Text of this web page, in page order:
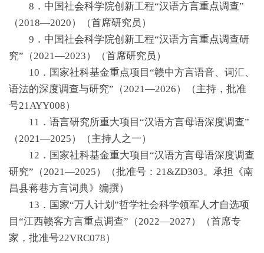
8．中国社会科学院创新工程“汉语方言重点调查”
（2018—2020）（首席研究员）
9．中国社会科学院创新工程“汉语方言重点调查研
究”（2021—2023）（首席研究员）
10．国家社科基金重点项目“赣中方言语音、词汇、
语法的深度调查与研究”（2021—2026）（主持，批准
号21AYY008）
11．语言研究所重大项目“汉语方言母语深度调查”
（2021—2025）（主持人之一）
12．国家社科基金重大项目“汉语方言母语深度调查
研究”（2021—2025）（批准号：21&ZD303。承担《南
昌县蒋巷方言词典》编撰）
13．国家“万人计划”哲学社会科学领军人才自选项
目“江西赣客方言重点调查”（2022—2027）（首席专
家，批准号22VRC078）